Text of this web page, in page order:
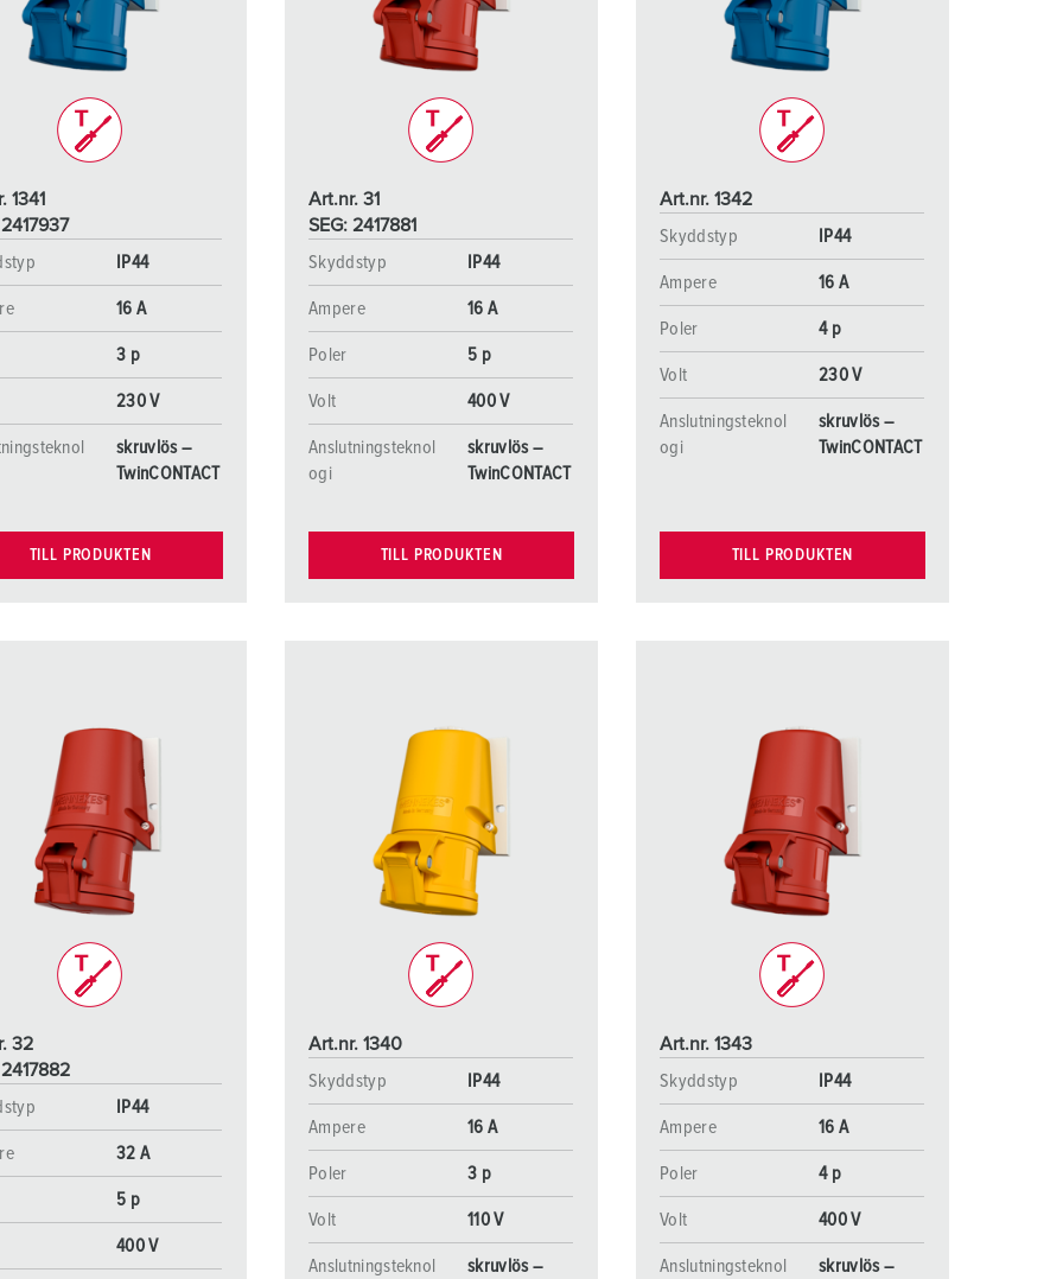
Kontakter och uttag i enlighet med internationella standarder
Data-/nätverksteknologi
Utökad version
Tillbehör
För brandkår och civilskydd
Evenemang och underhållning
1341
IP44
16 A
3 p
230 V
skruvlös –
TwinCONTACT
TILL PRODUKTEN
Art.nr. 31
SEG: 2417881
Skyddstyp
IP44
Ampere 16 A
Poler 5 p
Volt 400 V
Anslutningsteknol
ogi
skruvlös –
TwinCONTACT
TILL PRODUKTEN
Art.nr. 1342
Skyddstyp
IP44
Ampere 16 A
Poler 4 p
Volt 230 V
Anslutningsteknol
ogi
skruvlös –
TwinCONTACT
TILL PRODUKTEN
32
IP44
32 A
5 p
400 V
Art.nr. 1340
Skyddstyp
IP44
Ampere 16 A
Poler 3 p
Volt 110 V
Anslutningsteknol
skruvlös –
Art.nr. 1343
Skyddstyp
IP44
Ampere 16 A
Poler 4 p
Volt 400 V
Anslutningsteknol
skruvlös –